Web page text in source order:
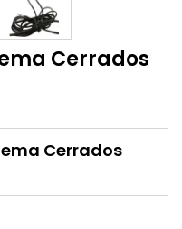
Cerrados
Cerrados